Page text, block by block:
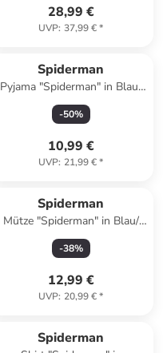
28,99 €
UVP: 37,99 €*
Spiderman
Pyjama "Spiderman" in Blau/
Grau
-50%
10,99 €
UVP: 21,99 €*
Spiderman
Mütze "Spiderman" in Blau/
Dunkelblau
-38%
12,99 €
UVP: 20,99 €*
Spiderman